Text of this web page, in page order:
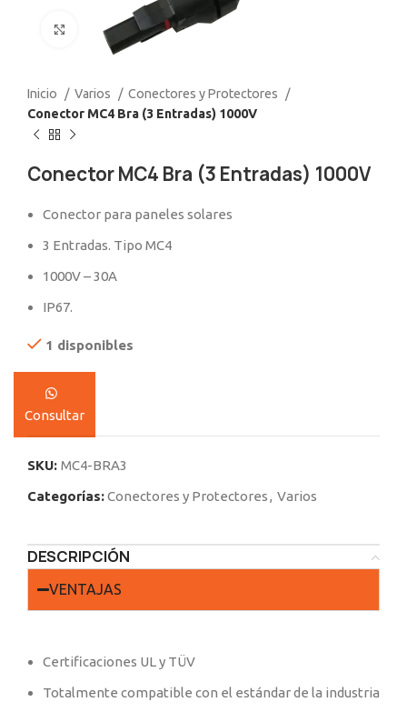
Click to enlarge
Inicio Varios
Conectores y Protectores
Conector MC4 Bra (3 Entradas) 1000V
Conector MC4 Bra (3 Entradas) 1000V
Conector para paneles solares
3 Entradas. Tipo MC4
1000V – 30A
IP67.
1 disponibles
Consultar
SKU: MC4-BRA3
Categorías:Conectores y Protectores, Varios
DESCRIPCIÓN
VENTAJAS
Certificaciones UL y TÜV
Totalmente compatible con el estándar de la industria